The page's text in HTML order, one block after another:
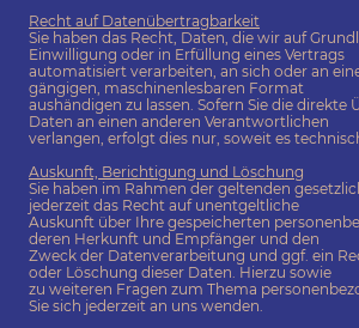
Recht auf Datenübertragbarkeit
Sie haben das Recht, Daten, die wir auf
Einwilligung oder in Erfüllung eines Vertrags
automatisiert verarbeiten, an sich oder an
gängigen, maschinenlesbaren Format
aushändigen zu lassen. Sofern Sie die direkte
Daten an einen anderen Verantwortlichen
verlangen, erfolgt dies nur, soweit es
Auskunft, Berichtigung und Löschung
Sie haben im Rahmen der geltenden
jederzeit das Recht auf unentgeltliche
Auskunft über Ihre gespeicherten
deren Herkunft und Empfänger und den
Zweck der Datenverarbeitung und ggf. ein
oder Löschung dieser Daten. Hierzu sowie
zu weiteren Fragen zum Thema
Sie sich jederzeit an uns wenden.